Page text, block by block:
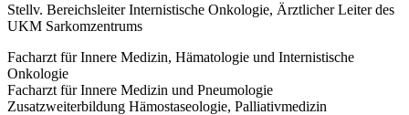
Stellv. Bereichsleiter Internistische Onkologie, Ärztlicher Leiter des
UKM Sarkomzentrums
Facharzt für Innere Medizin, Hämatologie und Internistische
Onkologie
Facharzt für Innere Medizin und Pneumologie
Zusatzweiterbildung Hämostaseologie, Palliativmedizin